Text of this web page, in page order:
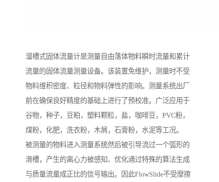
溜槽式固体流量计是测量自由落体物料瞬时流量和累计
流量的固体流量测量设备。该装置免维护，测量时不受
物料维积密度、粒径和物料弹性的影响。测量系统出厂
前在确保良好精度的基础上进行了预校准。广泛应用于
谷物，种子，豆粕，塑料颗粒，盐，咖啡豆，PVC粉，
煤粉，化肥，洗衣粉，木屑，石膏粉，水泥等工况。
被测量的物料进入测量系统然后被引导流过一个弧形的
滑槽，产生的离心力被感知、优化通过特殊的算法生成
与质量流量成正比的信号输出。因此FlowSlide不受摩擦